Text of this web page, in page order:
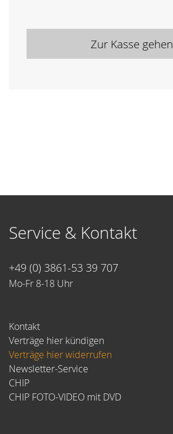
Zur Kasse gehen
Service & Kontakt
+49 (0) 3861-53 39 707
Mo-Fr 8-18 Uhr
Kontakt
Verträge hier kündigen
Verträge hier widerrufen
Newsletter-Service
CHIP
CHIP FOTO-VIDEO mit DVD